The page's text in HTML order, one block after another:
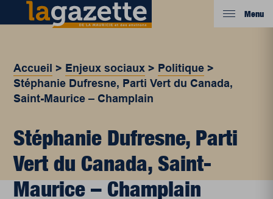
Menu
Accueil > Enjeux sociaux > Politique >
Stéphanie Dufresne, Parti Vert du Canada,
Saint-Maurice – Champlain
Stéphanie Dufresne, Parti
Vert du Canada, Saint-
Maurice – Champlain